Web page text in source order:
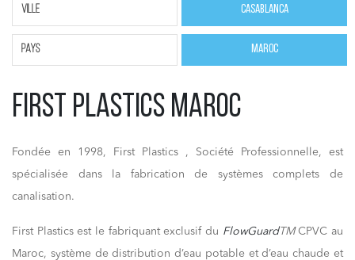
ville Casablanca
pays Maroc
FIRST PLASTICS MAROC
Fondée en 1998, First Plastics , Société Professionnelle, est
spécialisée dans la fabrication de systèmes complets de
canalisation.
First Plastics est le fabriquant exclusif du FlowGuardTMCPVC au
Maroc, système de distribution d’eau potable et d’eau chaude et